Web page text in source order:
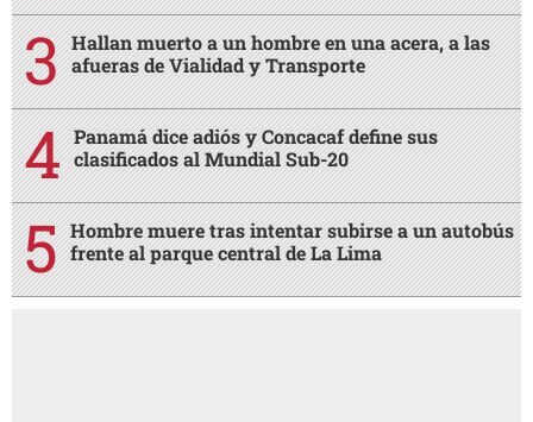
Hallan muerto a un hombre en una acera, a las
afueras de Vialidad y Transporte
Panamá dice adiós y Concacaf define sus
clasificados al Mundial Sub-20
Hombre muere tras intentar subirse a un autobús
frente al parque central de La Lima